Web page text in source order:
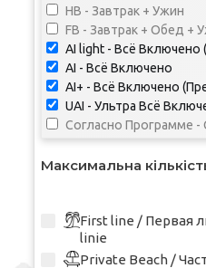
HB - Завтрак + Ужин
FB - Завтрак + Обед +
AI light - Всё
AI - Всё Включено
AI+ - Всё Включено
UAI - Ультра Всё
Согласно Программе - Согласно
Программе
Not Specified - Not
Максимальна
First line / Первая
linie
Private Beach /